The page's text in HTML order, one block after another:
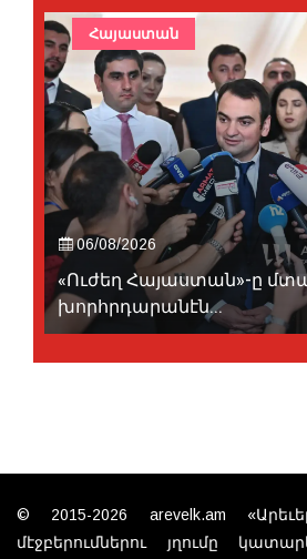
06/08/2026
«Ուժեղ Հայաստան»-ը
խորհրդարանէն...
Հայաստան
© 2015-2026 arevelk.am
մէջբերումներու յղումը